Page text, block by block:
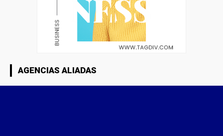
AGENCIAS ALIADAS